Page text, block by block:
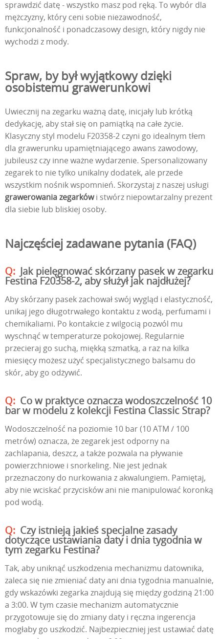
sprawdzić datę - wszystko masz pod ręką. To wybór dla
mężczyzny, który ceni sobie niezawodność,
funkcjonalność i ponadczasowy design, który nigdy nie
wychodzi z mody.
Spraw, by był wyjątkowy dzięki
osobistemu grawerunkowi
Uwiecznij na zegarku ważną datę, inicjały lub krótką
dedykację, aby stał się on pamiątką na całe życie.
Klasyczny styl modelu F20358-2 czyni go idealnym tłem
dla grawerunku upamiętniającego awans zawodowy,
jubileusz czy inne ważne wydarzenie. Spersonalizowany
zegarek to nie tylko unikalny dodatek, ale przede
wszystkim nośnik wspomnień. Skorzystaj z naszej usługi
grawerowania zegarkówi stwórz niepowtarzalny prezent
dla siebie lub bliskiej osoby.
Najczęściej zadawane pytania (FAQ)
Jak pielęgnować skórzany pasek w zegarku
Festina F20358-2, aby służył jak najdłużej?
Aby skórzany pasek zachował swój wygląd i elastyczność,
unikaj jego długotrwałego kontaktu z wodą, perfumami i
chemikaliami. Po kontakcie z wilgocią pozwól mu
wyschnąć w temperaturze pokojowej. Regularnie
przecieraj go suchą, miękką szmatką, a raz na kilka
miesięcy możesz użyć specjalistycznego balsamu do
skór, aby go odżywić.
Co w praktyce oznacza wodoszczelność 10
bar w modelu z kolekcji Festina Classic Strap?
Wodoszczelność na poziomie 10 bar (10 ATM / 100
metrów) oznacza, że zegarek jest odporny na
zachlapania, deszcz, a także pozwala na pływanie
powierzchniowe i snorkeling. Nie jest jednak
przeznaczony do nurkowania z akwalungiem. Pamiętaj,
aby nie wciskać przycisków ani nie manipulować koronką
pod wodą.
Czy istnieją jakieś specjalne zasady
dotyczące ustawiania daty i dnia tygodnia w
tym zegarku Festina?
Tak, aby uniknąć uszkodzenia mechanizmu datownika,
zaleca się nie zmieniać daty ani dnia tygodnia manualnie,
gdy wskazówki zegarka znajdują się między godziną 21:00
a 3:00. W tym czasie mechanizm automatycznie
przygotowuje się do zmiany daty i ręczna ingerencja
mogłaby go uszkodzić. Najbezpieczniej jest ustawiać datę